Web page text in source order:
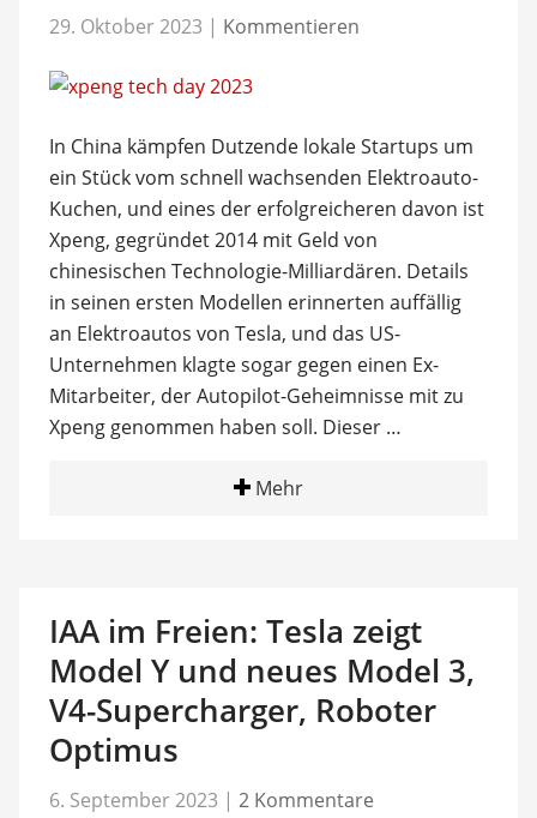
29. Oktober 2023 | Kommentieren
In China kämpfen Dutzende lokale Startups um
ein Stück vom schnell wachsenden Elektroauto-
Kuchen, und eines der erfolgreicheren davon ist
Xpeng, gegründet 2014 mit Geld von
chinesischen Technologie-Milliardären. Details
in seinen ersten Modellen erinnerten auffällig
an Elektroautos von Tesla, und das US-
Unternehmen klagte sogar gegen einen Ex-
Mitarbeiter, der Autopilot-Geheimnisse mit zu
Xpeng genommen haben soll. Dieser …
Mehr
IAA im Freien: Tesla zeigt
Model Y und neues Model 3,
V4-Supercharger, Roboter
Optimus
6. September 2023 | 2 Kommentare